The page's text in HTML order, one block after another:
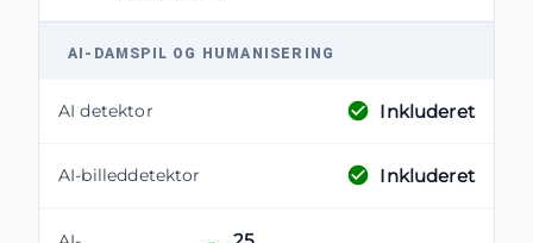
AI-DAMSPIL OG HUMANISERING
AI detektor Inkluderet
AI-billeddetektor Inkluderet